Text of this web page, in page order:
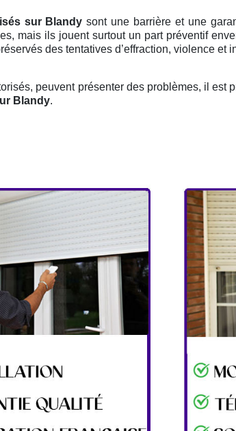
sur Blandysont une barrière et une
mais ils jouent surtout un part préventif
des tentatives d’effraction, violence et
peuvent présenter des problèmes, il est
Blandy.